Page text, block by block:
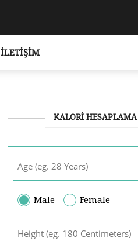
İLETIŞIM
KALORI HESAPLAMA
Male Female